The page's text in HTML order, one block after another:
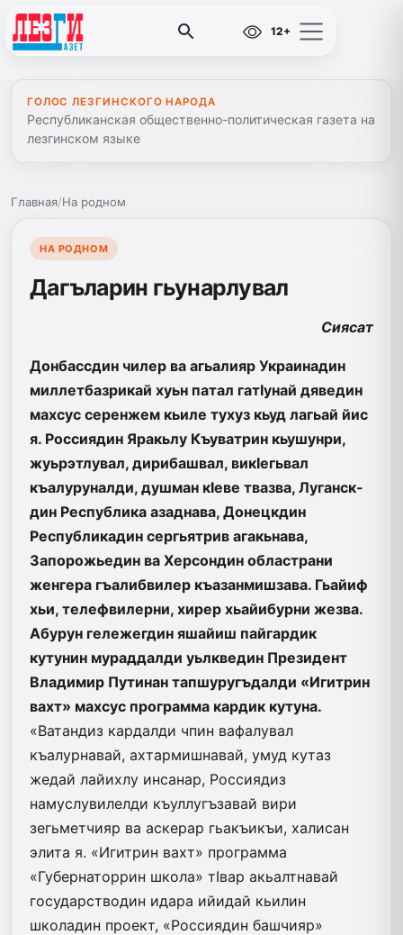
12+
ГОЛОС ЛЕЗГИНСКОГО НАРОДА
Республиканская общественно-политическая газета на
лезгинском языке
Главная/На родном
НА РОДНОМ
Дагъларин гьунарлувал
Сиясат
Донбассдин чилер ва агьалияр Украинадин
миллетбазрикай хуьн патал гатIунай дяведин
махсус серенжем кьиле тухуз кьуд лагьай йис
я. Россиядин Яракьлу Къуватрин кьушунри,
жуьрэтлувал, дирибашвал, викIегьвал
къалуруналди, душман кIеве твазва, Луганск­
дин Республика азаднава, Донецкдин
Республикадин сергьят­рив агакьнава,
Запорожьедин ва Херсондин областрани
женгера гъалибвилер къазанмишзава. Гьайиф
хьи, телефвилерни, хирер хьайибурни жезва.
Абурун гележегдин яшайиш пайгардик
кутунин мураддалди уьлкведин Президент
Владимир Путинан тапшуругъдалди «Игитрин
вахт» махсус программа кардик кутуна.
«Ватандиз кардалди чпин вафалувал
къалурнавай, ахтармишнавай­, умуд кутаз
жедай лайихлу инсанар, Россиядиз
намуслувилелди къуллугъзавай вири
зегьметчияр ва аскерар гьакъикъи, халисан
элита я. «Игит­рин вахт» программа
«Губернаторрин школа» тIвар акьалтнавай
государстводин идара ийидай кьилин
школадин проект, «Россиядин башчияр»